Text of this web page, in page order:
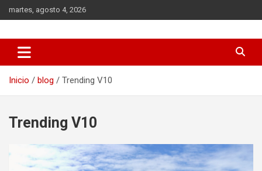
al
martes, agosto 4, 2026
VeracruzDe10
Inicio blog Trending V10
Trending V10